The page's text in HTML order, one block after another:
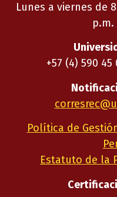
Lunes a viernes de
p.m.
+57 (4) 590
Política de
Estatuto de la